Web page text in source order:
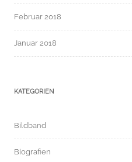
Februar 2018
Januar 2018
KATEGORIEN
Bildband
Biografien